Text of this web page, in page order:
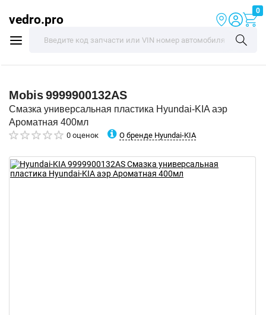
vedro.pro
0
Mobis9999900132AS
Смазка универсальная пластика Hyundai-KIA аэр
Ароматная 400мл
0 оценок О бренде Hyundai-KIA